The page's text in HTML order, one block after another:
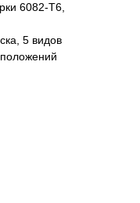
6082-T6,
5 видов